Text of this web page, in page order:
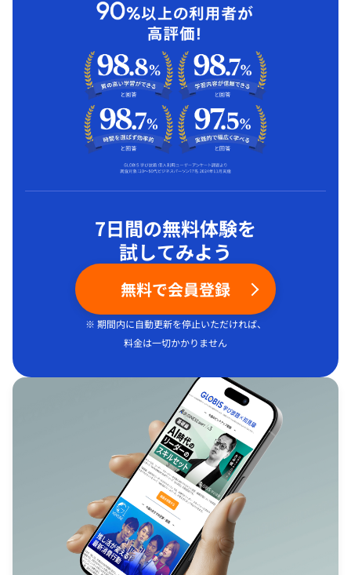
7日間の無料体験を
試してみよう
無料で会員登録
※ 期間内に自動更新を停止いただければ、
料金は一切かかりません